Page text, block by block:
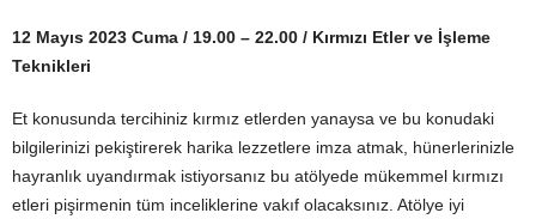
12 Mayıs 2023 Cuma / 19.00 – 22.00 / Kırmızı Etler ve İşleme
Teknikleri
Et konusunda tercihiniz kırmız etlerden yanaysa ve bu konudaki
bilgilerinizi pekiştirerek harika lezzetlere imza atmak, hünerlerinizle
hayranlık uyandırmak istiyorsanız bu atölyede mükemmel kırmızı
etleri pişirmenin tüm inceliklerine vakıf olacaksınız. Atölye iyi